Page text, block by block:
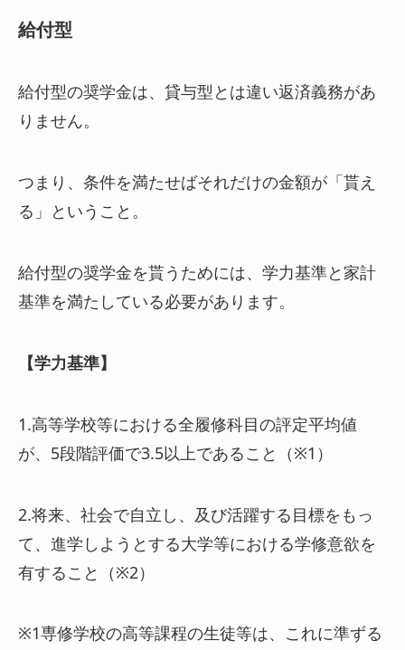
給付型
給付型の奨学金は、貸与型とは違い返済義務があ
りません。
つまり、条件を満たせばそれだけの金額が「貰え
る」ということ。
給付型の奨学金を貰うためには、学力基準と家計
基準を満たしている必要があります。
【学力基準】
1.高等学校等における全履修科目の評定平均値
が、5段階評価で3.5以上であること（※1）
2.将来、社会で自立し、及び活躍する目標をもっ
て、進学しようとする大学等における学修意欲を
有すること（※2）
※1専修学校の高等課程の生徒等は、これに準ずる